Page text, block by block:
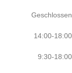
Geschlossen
14:00-18:00
9:30-18:00